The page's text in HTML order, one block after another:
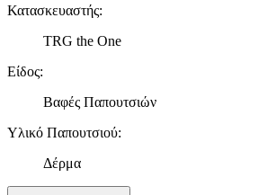
Κατασκευαστής:
TRG the One
Είδος:
Βαφές Παπουτσιών
Υλικό Παπουτσιού:
Δέρμα